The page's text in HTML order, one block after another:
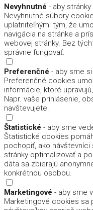
Nevyhnutné - aby
Nevyhnutné súbory
uplatniteľnými tým, že
navigácia na stránke a
webovej stránky. Bez
správne fungovať.
Preferenčné - aby sme
Preferenčné cookies
informácie, ktoré
Napr. vaše prihlásenie,
navštevujete.
Štatistické - aby sme
Štatistické cookies
pochopiť, ako návštevníci
stránky optimalizovať a
dáta sa zbierajú
konkrétnou osobou.
Marketingové - aby sme
Marketingové cookies sa